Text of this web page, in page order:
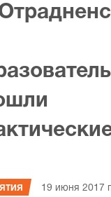
19 июня 2017